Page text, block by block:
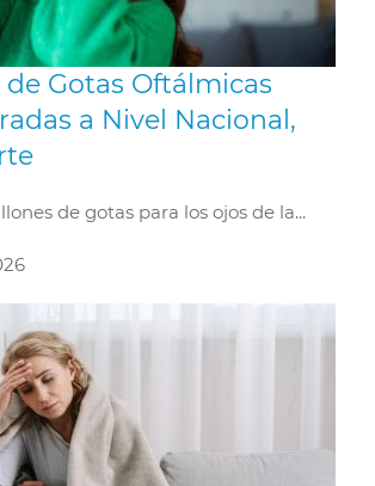
de Gotas Oftálmicas
a Nivel Nacional,
de gotas para los ojos de la...